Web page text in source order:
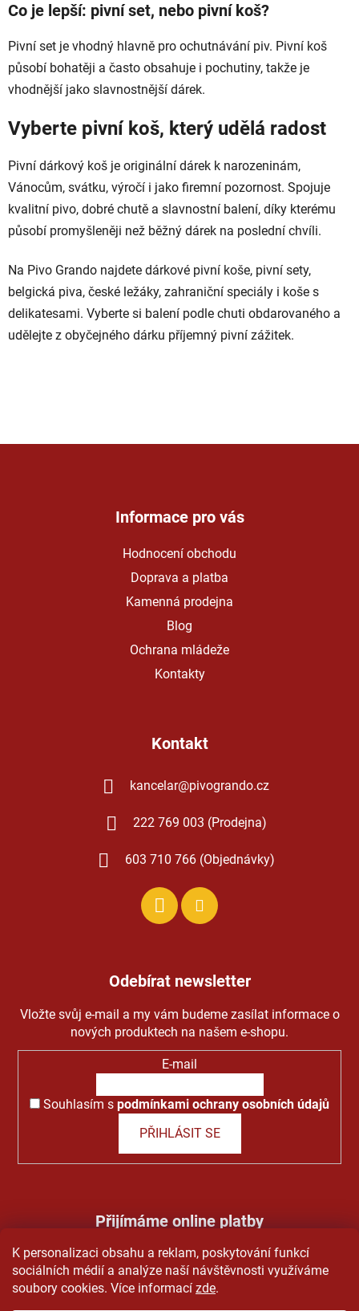
K personalizaci obsahu a reklam, poskytování funkcí
sociálních médií a analýze naší návštěvnosti využíváme
soubory cookies. Více informací zde.
Co je lepší: pivní set, nebo pivní koš?
Pivní set je vhodný hlavně pro ochutnávání piv. Pivní koš
působí bohatěji a často obsahuje i pochutiny, takže je
vhodnější jako slavnostnější dárek.
Vyberte pivní koš, který udělá radost
Pivní dárkový koš je originální dárek k narozeninám,
Vánocům, svátku, výročí i jako firemní pozornost. Spojuje
kvalitní pivo, dobré chutě a slavnostní balení, díky kterému
působí promyšleněji než běžný dárek na poslední chvíli.
Na Pivo Grando najdete dárkové pivní koše, pivní sety,
belgická piva, české ležáky, zahraniční speciály i koše s
delikatesami. Vyberte si balení podle chuti obdarovaného a
udělejte z obyčejného dárku příjemný pivní zážitek.
Informace pro vás
Hodnocení obchodu
Doprava a platba
Kamenná prodejna
Blog
Ochrana mládeže
Kontakty
Kontakt
kancelar@pivogrando.cz
222 769 003 (Prodejna)
603 710 766 (Objednávky)
Odebírat newsletter
Vložte svůj e-mail a my vám budeme zasílat informace o
nových produktech na našem e-shopu.
E-mail
Souhlasím s podmínkami ochrany osobních údajů
PŘIHLÁSIT SE
Přijímáme online platby